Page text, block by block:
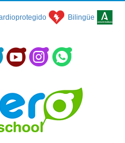
Bilingüe
Platero Green School